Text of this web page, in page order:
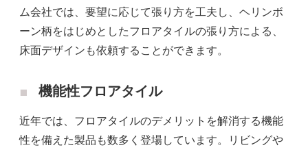
ム会社では、要望に応じて張り方を工夫し、ヘリンボ
ーン柄をはじめとしたフロアタイルの張り方による、
床面デザインも依頼することができます。
機能性フロアタイル
近年では、フロアタイルのデメリットを解消する機能
性を備えた製品も数多く登場しています。リビングや